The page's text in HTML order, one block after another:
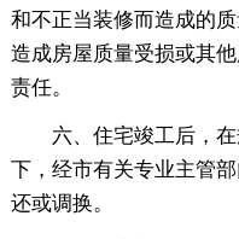
和不正当装修而造成的
造成房屋质量受损或其
责任。
六、住宅竣工后，
下，经市有关专业主管
还或调换。